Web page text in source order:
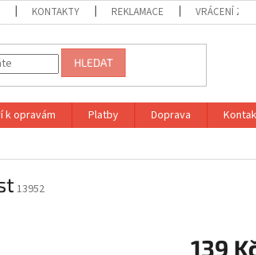
KONTAKTY REKLAMACE VRÁCENÍ
HLEDAT
k opravám Platby Doprava
13952
139